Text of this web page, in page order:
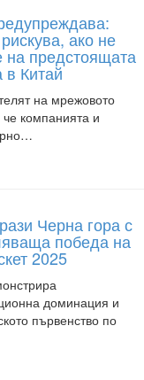
ако не
на предстоящата
в Китай
на мрежовото
компанията и
Черна гора с
победа на
2025
доминация и
първенство по